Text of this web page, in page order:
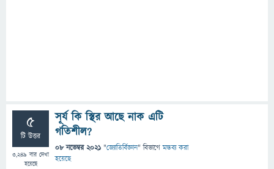
5
টি উত্তর
3,249 বার দেখা
হয়েছে
সূর্য কি স্থির আছে নাক এটি
গতিশীল?
08 নভেম্বর 2021 "জ্যোতির্বিজ্ঞান" বিভাগে মন্তব্য করা
হয়েছে